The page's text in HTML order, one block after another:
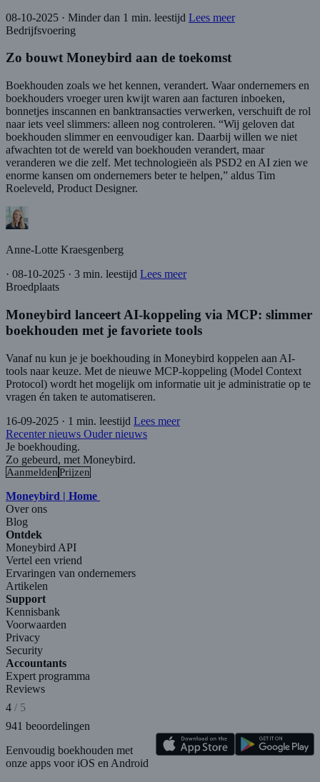
08-10-2025 · Minder dan 1 min. leestijd Lees meer
Bedrijfsvoering
Zo bouwt Moneybird aan de toekomst
Boekhouden zoals we het kennen, verandert. Waar ondernemers en
boekhouders vroeger uren kwijt waren aan facturen inboeken,
bonnetjes inscannen en banktransacties verwerken, verschuift de rol
naar iets veel slimmers: alleen nog controleren. “Wij geloven dat
boekhouden slimmer en eenvoudiger kan. Daarbij willen we niet
afwachten tot de wereld van boekhouden verandert, maar
veranderen we die zelf. Met technologieën als PSD2 en AI zien we
enorme kansen om ondernemers beter te helpen,” aldus Tim
Roeleveld, Product Designer.
Anne-Lotte Kraesgenberg
· 08-10-2025 · 3 min. leestijd Lees meer
Broedplaats
Moneybird lanceert AI-koppeling via MCP: slimmer
boekhouden met je favoriete tools
Vanaf nu kun je je boekhouding in Moneybird koppelen aan AI-
tools naar keuze. Met de nieuwe MCP-koppeling (Model Context
Protocol) wordt het mogelijk om informatie uit je administratie op te
vragen én taken te automatiseren.
16-09-2025 · 1 min. leestijd Lees meer
Recenter nieuws Ouder nieuws